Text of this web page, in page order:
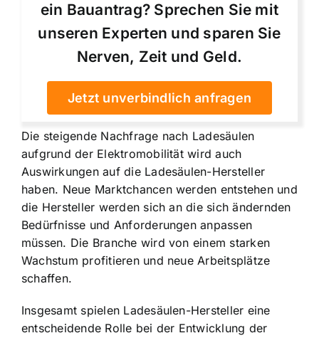
ein Bauantrag? Sprechen Sie mit
unseren Experten und sparen Sie
Nerven, Zeit und Geld.
Jetzt unverbindlich anfragen
Die steigende Nachfrage nach Ladesäulen
aufgrund der Elektromobilität wird auch
Auswirkungen auf die Ladesäulen-Hersteller
haben. Neue Marktchancen werden entstehen und
die Hersteller werden sich an die sich ändernden
Bedürfnisse und Anforderungen anpassen
müssen. Die Branche wird von einem starken
Wachstum profitieren und neue Arbeitsplätze
schaffen.
Insgesamt spielen Ladesäulen-Hersteller eine
entscheidende Rolle bei der Entwicklung der